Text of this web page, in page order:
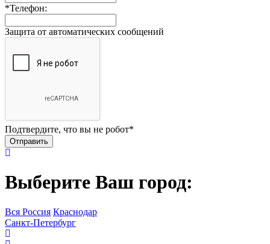
*Телефон:
Защита от автоматических сообщений
Подтвердите, что вы не робот*
Выберите Ваш город:
Вся Россия Краснодар
Санкт-Петербург